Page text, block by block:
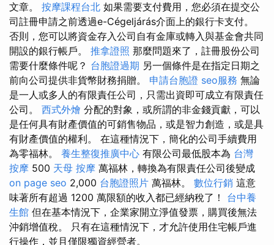
文章。 按摩課程台北 如果需要支付費用，您必須在提交公
司註冊申請之前透過e-Cégeljárás介面上的銀行卡支付。
否則，您可以將資金存入公司自有金庫或轉入與基金會共同
開設的銀行帳戶。 推拿證照 那麼問題來了，註冊股份公司
需要什麼條件呢？ 台胞證過期 另一個條件是在指定日期之
前向公司提供非貨幣財務捐贈。 申請台胞證 seo服務 無論
是一人或多人的有限責任公司，只需出資即可成立有限責任
公司。 西式外燴 分配的對象，或所謂的非金錢貢獻，可以
是任何具有財產價值的可銷售物品，或是智力創造，或是具
有財產價值的權利。 在這種情況下，簡化的公司手續費用
為零福林。 養生整復推廣中心 有限公司最低股本為 台灣
按摩 500 天母 按摩 萬福林，轉換為有限責任公司後變成
on page seo 2,000 台胞證照片 萬福林。 數位行銷 這意
味著所有超過 1200 萬限額的收入都已經納稅了！ 台中養
生館 但在基本情況下，企業家開立淨值發票，購買後無法
沖銷增值稅。 只有在這種情況下，才允許使用住宅帳戶進
行操作，並且僅限獨資經營者。